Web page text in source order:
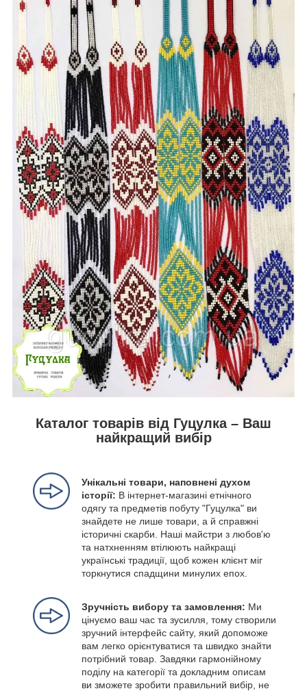
Каталог товарів від Гуцулка – Ваш
найкращий вибір
Унікальні товари, наповнені духом
історії: В інтернет-магазині етнічного
одягу та предметів побуту "Гуцулка" ви
знайдете не лише товари, а й справжні
історичні скарби. Наші майстри з любов'ю
та натхненням втілюють найкращі
українські традиції, щоб кожен клієнт міг
торкнутися спадщини минулих епох.
Зручність вибору та замовлення: Ми
цінуємо ваш час та зусилля, тому створили
зручний інтерфейс сайту, який допоможе
вам легко орієнтуватися та швидко знайти
потрібний товар. Завдяки гармонійному
поділу на категорії та докладним описам
ви зможете зробити правильний вибір, не